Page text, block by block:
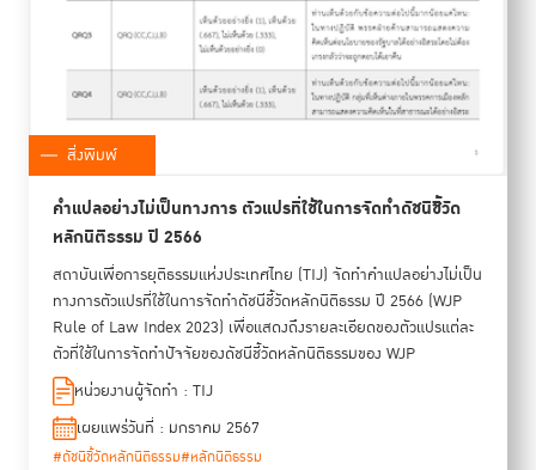
สิ่งพิมพ์
คำแปลอย่างไม่เป็นทางการ ตัวแปรที่ใช้ในการจัดทำดัชนีชี้วัด
หลักนิติธรรม ปี 2566
สถาบันเพื่อการยุติธรรมแห่งประเทศไทย (TIJ) จัดทำคำแปลอย่างไม่เป็น
ทางการตัวแปรที่ใช้ในการจัดทำดัชนีชี้วัดหลักนิติธรรม ปี 2566 (WJP
Rule of Law Index 2023) เพื่อแสดงถึงรายละเอียดของตัวแปรแต่ละ
ตัวที่ใช้ในการจัดทำปัจจัยของดัชนีชี้วัดหลักนิติธรรมของ WJP
หน่วยงานผู้จัดทำ : TIJ
เผยแพร่วันที่ : มกราคม 2567
#ดัชนีชี้วัดหลักนิติธรรม#หลักนิติธรรม